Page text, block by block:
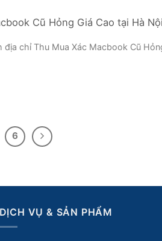
Cũ Hỏng Giá Cao tại Hà Nội
địa chỉ Thu Mua Xác Macbook Cũ
6
DỊCH VỤ & SẢN PHẨM